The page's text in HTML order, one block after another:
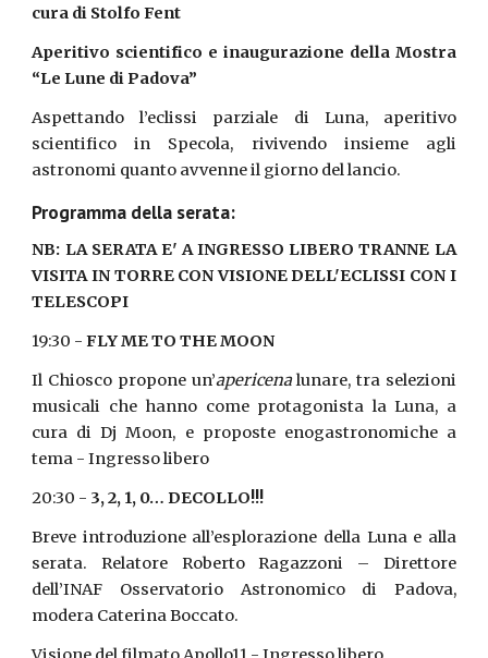
cura di Stolfo Fent
Aperitivo scientifico e inaugurazione della Mostra
“Le Lune di Padova”
Aspettando l’eclissi parziale di Luna, aperitivo
scientifico in Specola, rivivendo insieme agli
astronomi quanto avvenne il giorno del lancio.
Programma della serata:
NB: LA SERATA E' A INGRESSO LIBERO TRANNE LA
VISITA IN TORRE CON VISIONE DELL'ECLISSI CON I
TELESCOPI
19:30 -FLY ME TO THE MOON
Il Chiosco propone un’apericenalunare, tra selezioni
musicali che hanno come protagonista la Luna, a
cura di Dj Moon, e proposte enogastronomiche a
tema - Ingresso libero
20:30 - 3, 2, 1, 0… DECOLLO!!!
Breve introduzione all’esplorazione della Luna e alla
serata. Relatore Roberto Ragazzoni – Direttore
dell’INAF Osservatorio Astronomico di Padova,
modera Caterina Boccato.